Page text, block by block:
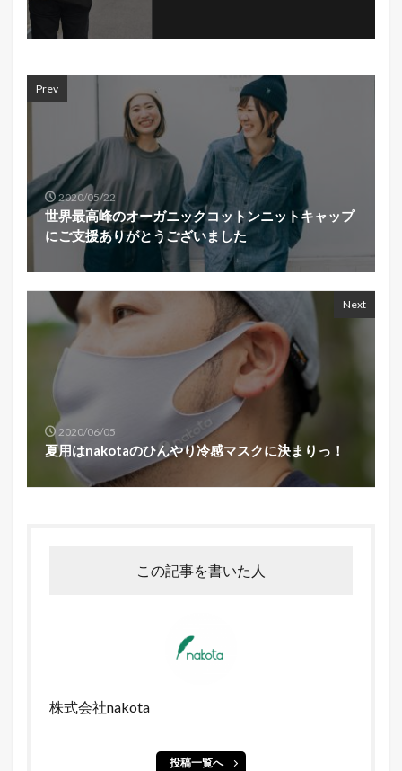
Prev
2020/05/22
世界最高峰のオーガニックコットンニットキャップ
にご支援ありがとうございました
Next
2020/06/05
夏用はnakotaのひんやり冷感マスクに決まりっ！
この記事を書いた人
株式会社nakota
投稿一覧へ